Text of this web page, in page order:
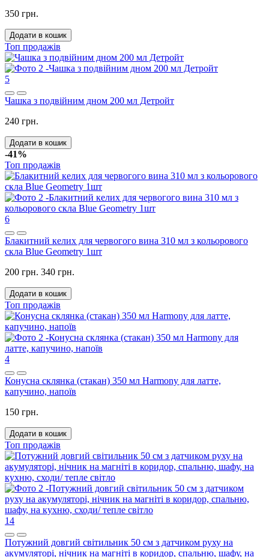
350 грн.
Додати в кошик
Топ продажів
5
Чашка з подвійним дном 200 мл Детройт
240 грн.
Додати в кошик
-41%
Топ продажів
6
Блакитний келих для червогого вина 310 мл з кольорового
скла Blue Geometry 1шт
200 грн. 340 грн.
Додати в кошик
Топ продажів
4
Конусна склянка (стакан) 350 мл Harmony для латте,
капучино, напоїв
150 грн.
Додати в кошик
Топ продажів
14
Потужний довгий світильник 50 см з датчиком руху на
акумуляторі, нічник на магніті в коридор, спальню, шафу, на